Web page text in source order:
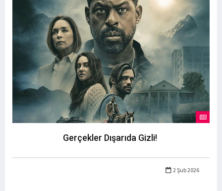
Gerçekler Dışarıda Gizli!
2 Şub 2026